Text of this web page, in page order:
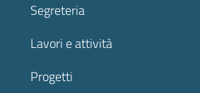
Segreteria
Lavori e attività
Progetti